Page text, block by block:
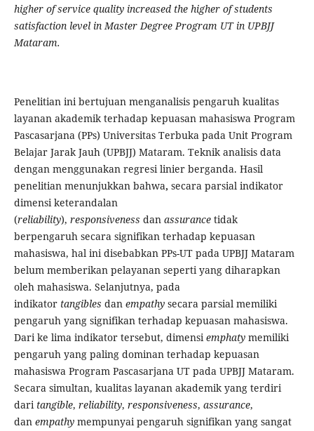
higher of service quality increased the higher of students
satisfaction level in Master Degree Program UT in UPBJJ
Mataram.
Penelitian ini bertujuan menganalisis pengaruh kualitas
layanan akademik terhadap kepuasan mahasiswa Program
Pascasarjana (PPs) Universitas Terbuka pada Unit Program
Belajar Jarak Jauh (UPBJJ) Mataram. Teknik analisis data
dengan menggunakan regresi linier berganda. Hasil
penelitian menunjukkan bahwa, secara parsial indikator
dimensi keterandalan
(reliability), responsiveness dan assurance tidak
berpengaruh secara signifikan terhadap kepuasan
mahasiswa, hal ini disebabkan PPs-UT pada UPBJJ Mataram
belum memberikan pelayanan seperti yang diharapkan
oleh mahasiswa. Selanjutnya, pada
indikator tangibles dan empathysecara parsial memiliki
pengaruh yang signifikan terhadap kepuasan mahasiswa.
Dari ke lima indikator tersebut, dimensiemphatymemiliki
pengaruh yang paling dominan terhadap kepuasan
mahasiswa Program Pascasarjana UT pada UPBJJ Mataram.
Secara simultan, kualitas layanan akademik yang terdiri
dari tangible, reliability, responsiveness, assurance,
dan empathy mempunyai pengaruh signifikan yang sangat